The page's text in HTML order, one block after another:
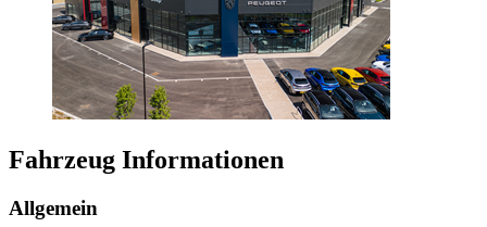
Fahrzeug Informationen
Allgemein